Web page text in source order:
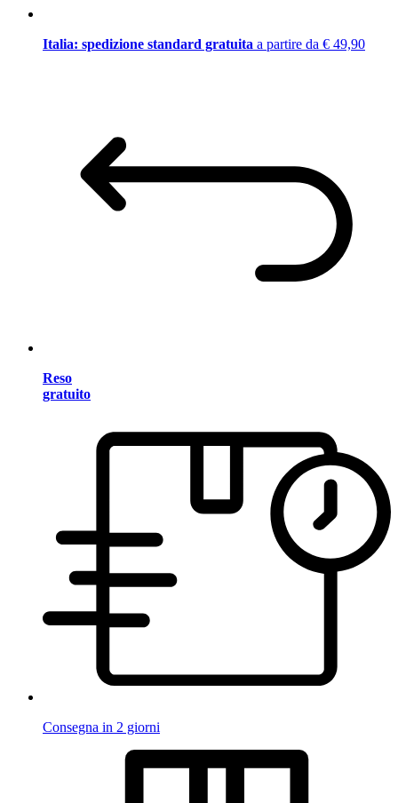
Italia: spedizione standard gratuita a partire da € 49,90
Reso
gratuito
Consegna in 2 giorni